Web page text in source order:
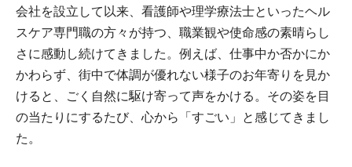
会社を設立して以来、看護師や理学療法士といったヘル
スケア専門職の方々が持つ、職業観や使命感の素晴らし
さに感動し続けてきました。例えば、仕事中か否かにか
かわらず、街中で体調が優れない様子のお年寄りを見か
けると、ごく自然に駆け寄って声をかける。その姿を目
の当たりにするたび、心から「すごい」と感じてきまし
た。